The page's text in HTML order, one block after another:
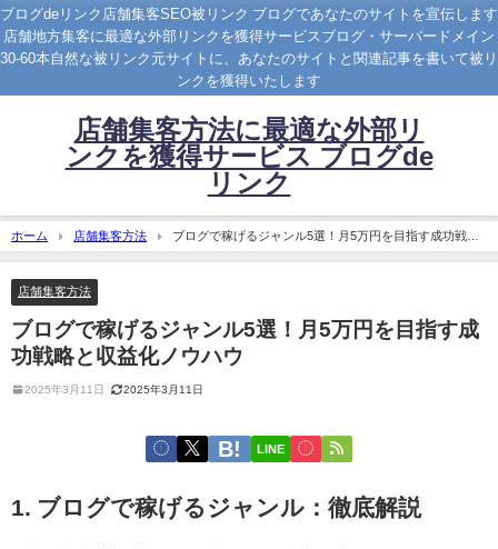
ブログdeリンク店舗集客SEO被リンク ブログであなたのサイトを宣伝します
店舗地方集客に最適な外部リンクを獲得サービスブログ・サーバードメイン
30-60本自然な被リンク元サイトに、あなたのサイトと関連記事を書いて被リ
ンクを獲得いたします
店舗集客方法に最適な外部リ
ンクを獲得サービス ブログde
リンク
ホーム 店舗集客方法
ブログで稼げるジャンル5選！月5万円を目指す成功戦略
と収益化ノウハウ
店舗集客方法
ブログで稼げるジャンル5選！月5万円を目指す成
功戦略と収益化ノウハウ
2025年3月11日 2025年3月11日
LINE
1. ブログで稼げるジャンル：徹底解説